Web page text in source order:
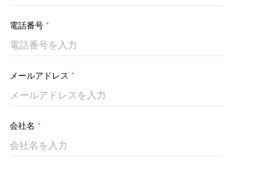
電話番号 *
メールアドレス *
会社名 *